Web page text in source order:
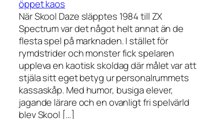
öppet kaos
När Skool Daze släpptes 1984 till ZX
Spectrum var det något helt annat än de
flesta spel på marknaden. I stället för
rymdstrider och monster fick spelaren
uppleva en kaotisk skoldag där målet var att
stjäla sitt eget betyg ur personalrummets
kassaskåp. Med humor, busiga elever,
jagande lärare och en ovanligt fri spelvärld
blev Skool […]